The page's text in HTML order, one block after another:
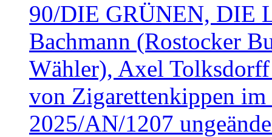
90/DIE GRÜNEN, DIE
Bachmann (Rostocker
Wähler), Axel
von Zigarettenkippen
2025/AN/1207